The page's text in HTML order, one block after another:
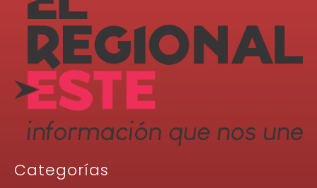
Categorías